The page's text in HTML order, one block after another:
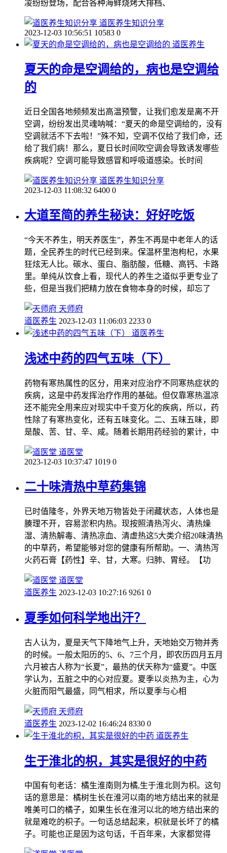
凌纷纷登场，配合各种海鲜烧烤大排档、
道医养生知识分享
2023-12-03 10:56:51 10583 0
道医养生
夏天的命是空调给的，病也是空调给
的
近日全国各地频频发出高温预警，让我们愈发是离不开
空调，纷纷发出灵魂呐喊：“夏天的命是空调给的，没有
空调就活不下去啦！”殊不知，空调不仅给了我们命，还
给了我们病！那么，夏日长时间吹空调会导致诱发哪些
疾病呢？空调可能导致感冒和呼吸道感染。长时间
道医养生知识分享
2023-12-03 11:08:32 6400 0
大道至简的养生秘诀：好好吃饭
“今天不养生，明天养医生”，养生不再是中老年人的话
题，全民养生的时代已经到来。保温杯里泡枸杞，水果
狂炫无人比。碳水、蛋白、脂肪酸，低糖、高钙、卡路
里。单纯从饮食上看，现代人的养生之道似乎更专业了
些，但是当我们把精力放在食物本身的时候，却忘了
天师府
道医养生 2023-12-03 11:06:03 2233 0
道医养生
浅述中药的四气五味（下）
药物有寒热属性的区分，用来对应治疗不同寒热症状的
疾病，这是中药发挥治疗作用的基础。但仅靠寒热温凉
还不能完全用来应对现实中千变万化的疾病，所以，药
性除了有寒热变化，还有五味变化。二、五味五味，即
是酸、苦、甘、辛、咸。随着长期用药经验的累计，中
道医堂
2023-12-03 10:37:47 1019 0
二十味清热中草药集锦
已时值隆冬，外界天地万物皆处于闭藏状态，人体也是
腠理不开，容易淤积内热。现按照清热泻火、清热燥
湿、清热解毒、清热凉血、清虚热这5大类介绍20味清热
的中草药，希望能够对您的健康有所帮助。一、清热泻
火药石膏【药性】辛、甘，大寒。归肺、胃经。【功
道医堂
道医养生 2023-12-03 10:27:16 9261 0
夏季如何科学地出汗？
古人认为，夏是天气下降地气上升，天地始交万物并秀
的时候。一般太阳历的5、6、7三个月，即农历四月五月
六月被古人称为“长夏”，最热的伏天称为“盛夏”。中医
学认为，五脏之中的心对应夏。夏季以炎热为主，心为
火脏而阳气最盛，同气相求，所以夏季与心相
天师府
道医养生 2023-12-02 16:46:24 8330 0
道医养生
生于淮北的枳，其实是很好的中药
中国有句老话：橘生淮南则为橘,生于淮北则为枳。这句
话的意思是：橘树生长在淮河以南的地方结出来的就是
唯美可口的橘子，如果生长在淮河以北的地方结出来的
就是难吃的枳子。一句话总结起来，枳就是长坏了的橘
子。可能也正是因为这句话，千百年来，大家都觉得